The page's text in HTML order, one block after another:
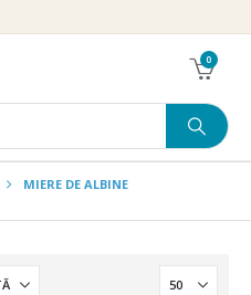
0
MIERE DE ALBINE